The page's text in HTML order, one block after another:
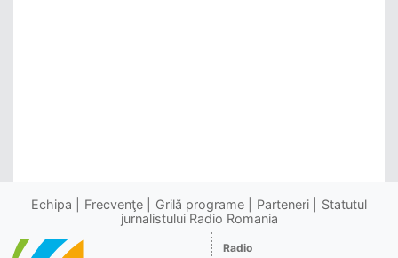
Echipa Frecvenţe Grilă programe Parteneri
Statutul
jurnalistului Radio Romania
Radio